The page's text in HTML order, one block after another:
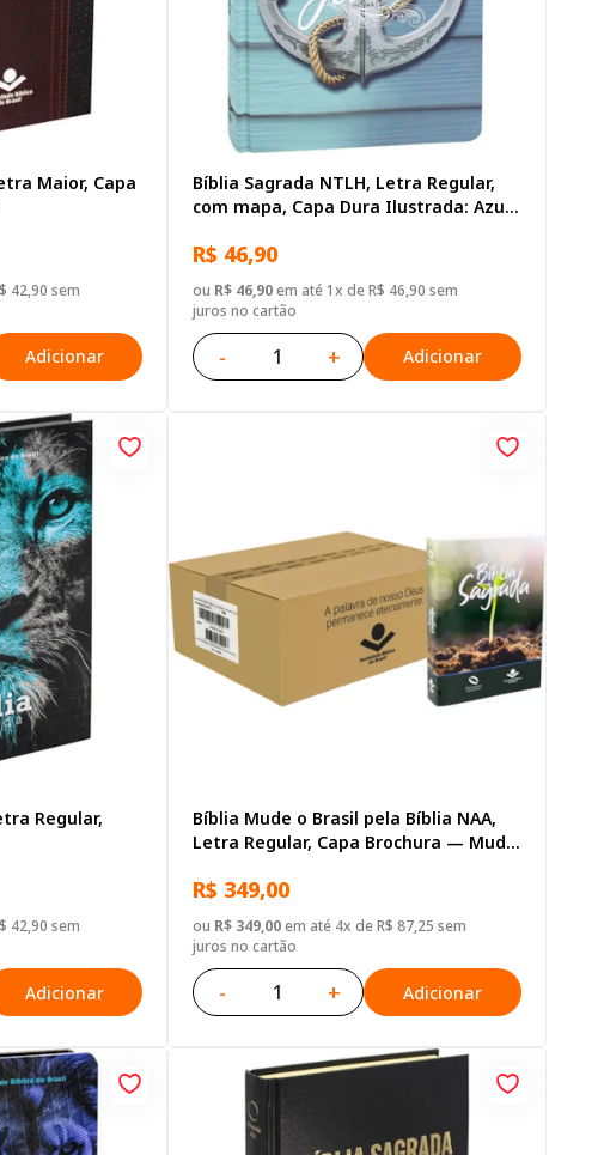
Maior, Capa
42,90 sem
Adicionar
Bíblia Sagrada NTLH, Letra Regular,
com mapa, Capa Dura Ilustrada: Azul-
R$ 46,90
ou R$ 46,90em até 1x de R$ 46,90 sem
juros no cartão
- + Adicionar
Regular,
42,90 sem
Adicionar
Bíblia Mude o Brasil pela Bíblia NAA,
Letra Regular, Capa Brochura — Mude
R$ 349,00
ou R$ 349,00em até 4x de R$ 87,25 sem
juros no cartão
- + Adicionar